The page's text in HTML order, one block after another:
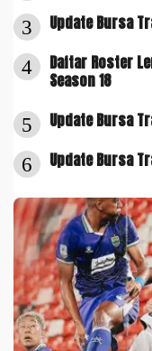
3 Update Bursa
4
Daftar Roster
Season 18
5 Update Bursa
6 Update Bursa